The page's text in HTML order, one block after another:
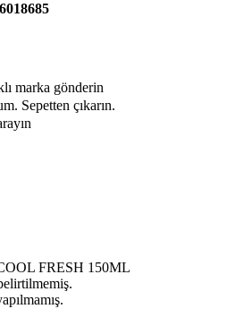
marka gönderin
Sepetten çıkarın.
FRESH 150ML